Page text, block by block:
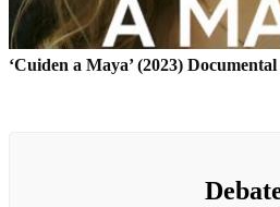
‘Cuiden a Maya’ (2023)